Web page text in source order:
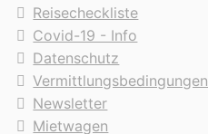
Reisecheckliste
Covid-19 - Info
Datenschutz
Vermittlungsbedingungen
Newsletter
Mietwagen